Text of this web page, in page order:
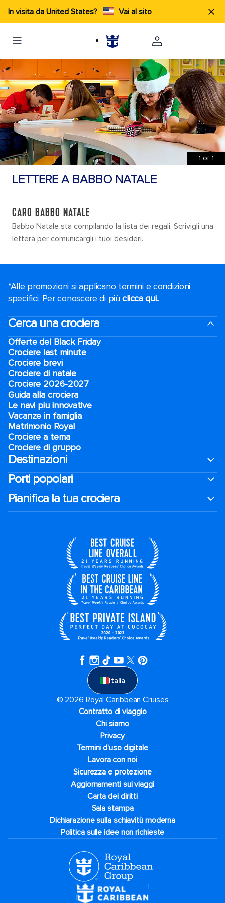
In visita da United States? Vai al sito
1 of 1
LETTERE A BABBO NATALE
CARO BABBO NATALE
Babbo Natale sta compilando la lista dei regali. Scrivigli una
lettera per comunicargli i tuoi desideri.
*Alle promozioni si applicano termini e condizioni
specifici. Per conoscere di piùclicca qui..
Cerca una crociera
Offerte del Black Friday
Crociere last minute
Crociere brevi​
Crociere di natale​
Crociere 2026-2027
Guida alla crociera
Le navi piu innovative
Vacanze in famiglia
Matrimonio Royal
Crociere a tema
Crociere di gruppo
Destinazioni
Porti popolari
Pianifica la tua crociera
Italia
© 2026 Royal Caribbean Cruises
Contratto di viaggio
Chi siamo
Privacy
Termini d'uso digitale
Lavora con noi
Sicurezza e protezione
Aggiornamenti sui viaggi
Carta dei diritti
Sala stampa
Dichiarazione sulla schiavitù moderna
Politica sulle idee non richieste